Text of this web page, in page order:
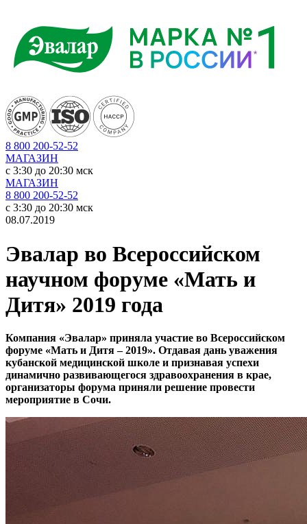
8 800 200-52-52
МАГАЗИН
c 3:30 до 20:30 мск
МАГАЗИН
8 800 200-52-52
c 3:30 до 20:30 мск
08.07.2019
Эвалар во Всероссийском
научном форуме «Мать и
Дитя» 2019 года
Компания «Эвалар» приняла участие во Всероссийском
форуме «Мать и Дитя – 2019». Отдавая дань уважения
кубанской медицинской школе и признавая успехи
динамично развивающегося здравоохранения в крае,
организаторы форума приняли решение провести
мероприятие в Сочи.